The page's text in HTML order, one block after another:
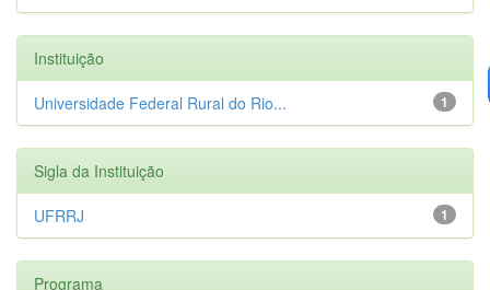
Instituição
1
Universidade Federal Rural do Rio...
Sigla da Instituição
1
UFRRJ
Programa